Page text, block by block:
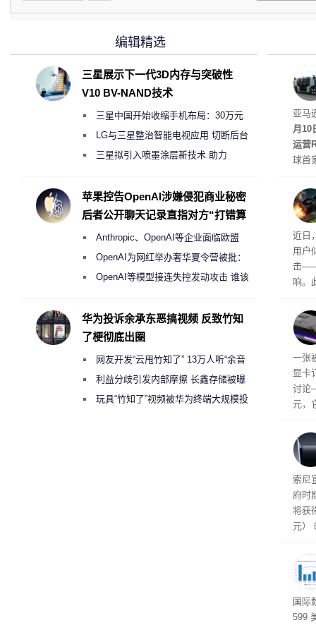
亚马
月10
运营
球首
方
计算
适
车高
众怒
近日
用户
击——
响。
单
成购
吗？
一张
显卡
讨论
元，
索尼
府时
将获
元）
高效
国际
599
编辑精选
三星展示下一代3D内存与突破性
V10 BV-NAND技术
三星中国开始收缩手机布局：30万元
月销售额不达标门店 将被逐步清退
LG与三星整治智能电视应用 切断后台
偷偷共享带宽的违规行为
三星拟引入喷墨涂层新技术 助力
度
苹果控告OpenAI涉嫌侵犯商业秘密
后者公开聊天记录直指对方“打错算
Anthropic、OpenAI等企业面临欧盟
《人工智能法案》全新执法权限审查
OpenAI为网红举办奢华夏令营被批：
2000美元一晚 遭讽“反乌托邦”
OpenAI等模型接连失控发动攻击 谁该
华为投诉余承东恶搞视频 反致竹知
了梗彻底出圈
网友开发“云甩竹知了” 13万人听“余音
绕梁”利益分歧引发内部摩擦 长鑫存储被曝
曾将华为驻场工程师驱逐出研发基地
玩具“竹知了”视频被华为终端大规模投